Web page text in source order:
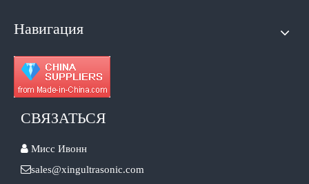
Навигация
СВЯЗАТЬСЯ
 Мисс Ивонн
sales@xingultrasonic.com